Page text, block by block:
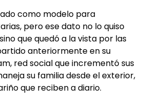
como modelo para
pero ese dato no lo quiso
que quedó a la vista por las
anteriormente en su
red social que incrementó sus
su familia desde el exterior,
que reciben a diario.